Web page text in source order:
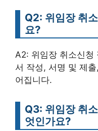
Q2: 위임장 취
요?
A2: 위임장 취소신청
서 작성, 서명 및 제
어집니다.
Q3: 위임장 취
엇인가요?